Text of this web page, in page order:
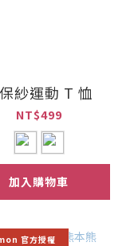
紗運動 T 恤
NT$499
加入購物車
官方授權